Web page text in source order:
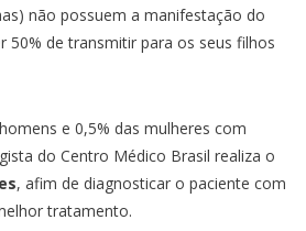
não possuem a manifestação do
50% de transmitir para os seus filhos
e 0,5% das mulheres com
do Centro Médico Brasil realiza o
, afim de diagnosticar o paciente com
tratamento.